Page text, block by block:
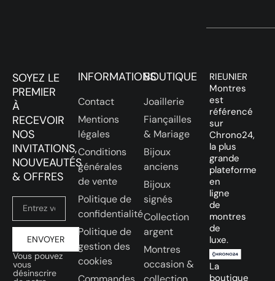
SOYEZ LE
PREMIER
À
RECEVOIR
NOS
INVITATIONS,
NOUVEAUTÉS
& OFFRES
ENVOYER
Vous pouvez
vous
désinscrire
INFORMATIONS
Contact
Mentions
légales
Conditions
générales
de vente
Politique de
confidentialité
Politique de
gestion des
cookies
BOUTIQUE
Joaillerie
Fiançailles
& Mariage
Bijoux
anciens
Bijoux
signés
Collection
argent
Montres
occasion &
RIEUNIER
Montres
est
référencé
sur
Chrono24,
la plus
grande
plateforme
en
ligne
de
montres
de
luxe.
La
boutique